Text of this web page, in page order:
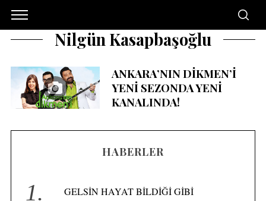
Nilgün Kasapbaşoğlu
ANKARA’NIN DİKMEN’İ
YENİ SEZONDA YENİ
KANALINDA!
HABERLER
GELSİN HAYAT BİLDİĞİ GİBİ